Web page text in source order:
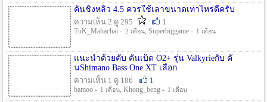
คันชิงหลิว 4.5 ควรใช้เลาขนาดเท่าไหร่ดีครับ
ความเห็น 2 ดู 295
1
TuK_Mahachai - 2 เดือน, Superbiggame - 1 เดือน
แนะนำด้วยคับ คันเบ็ด O2+ รุ่น Valkyrieกับ คั
นShimano Bass One XT เลือก
ความเห็น 1 ดู 186
1
bamoo - 1 เดือน, Khong_beng - 1 เดือน